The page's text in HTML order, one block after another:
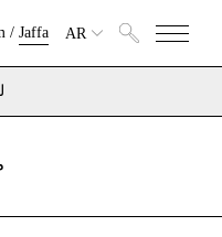
/ Jaffa AR